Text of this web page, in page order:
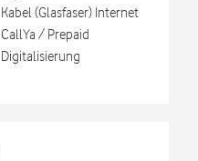
Kabel (Glasfaser) Internet
CallYa / Prepaid
Digitalisierung